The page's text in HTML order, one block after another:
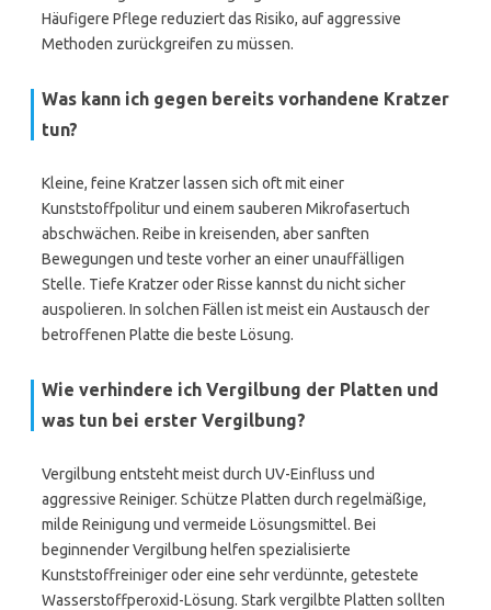
Häufigere Pflege reduziert das Risiko, auf aggressive
Methoden zurückgreifen zu müssen.
Was kann ich gegen bereits vorhandene Kratzer
tun?
Kleine, feine Kratzer lassen sich oft mit einer
Kunststoffpolitur und einem sauberen Mikrofasertuch
abschwächen. Reibe in kreisenden, aber sanften
Bewegungen und teste vorher an einer unauffälligen
Stelle. Tiefe Kratzer oder Risse kannst du nicht sicher
auspolieren. In solchen Fällen ist meist ein Austausch der
betroffenen Platte die beste Lösung.
Wie verhindere ich Vergilbung der Platten und
was tun bei erster Vergilbung?
Vergilbung entsteht meist durch UV-Einfluss und
aggressive Reiniger. Schütze Platten durch regelmäßige,
milde Reinigung und vermeide Lösungsmittel. Bei
beginnender Vergilbung helfen spezialisierte
Kunststoffreiniger oder eine sehr verdünnte, getestete
Wasserstoffperoxid-Lösung. Stark vergilbte Platten sollten